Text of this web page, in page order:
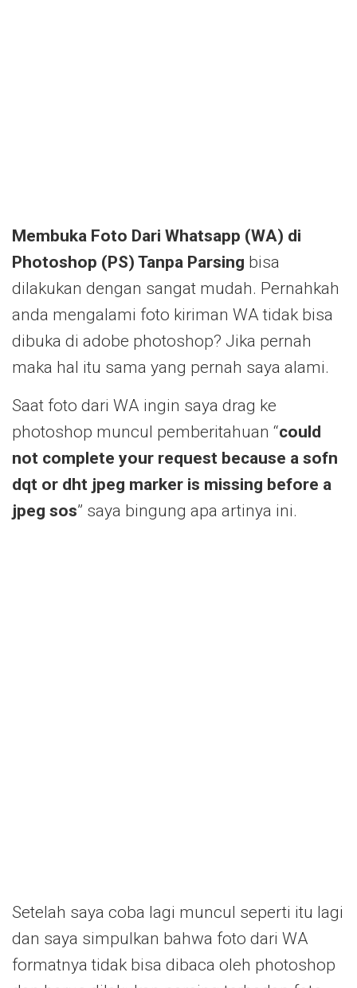
Membuka Foto Dari Whatsapp (WA) di
Photoshop (PS) Tanpa Parsing bisa
dilakukan dengan sangat mudah. Pernahkah
anda mengalami foto kiriman WA tidak bisa
dibuka di adobe photoshop? Jika pernah
maka hal itu sama yang pernah saya alami.
Saat foto dari WA ingin saya drag ke
photoshop muncul pemberitahuan “could
not complete your request because a sofn
dqt or dht jpeg marker is missing before a
jpeg sos” saya bingung apa artinya ini.
Setelah saya coba lagi muncul seperti itu lagi
dan saya simpulkan bahwa foto dari WA
formatnya tidak bisa dibaca oleh photoshop